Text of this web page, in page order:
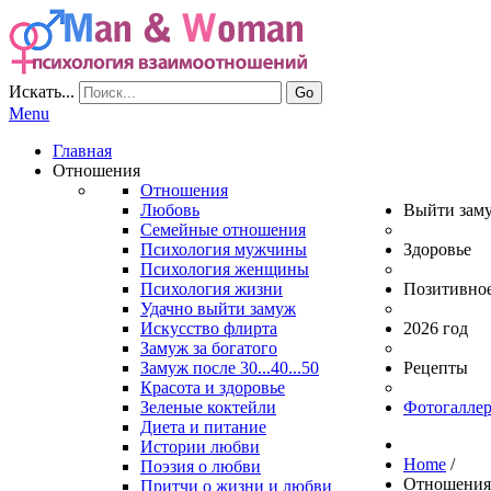
Искать... Go
Menu
Главная
Отношения
Отношения
Любовь
Семейные отношения
Психология мужчины
Психология женщины
Психология жизни
Выйти
Удачно выйти замуж
Искусство флирта
Замуж за богатого
Замуж после 30...40...50
Здоровье
Красота и здоровье
Зеленые коктейли
Диета и питание
Истории любви
Поэзия о любви
Притчи о жизни и любви
2026 год
Рецепты
Home /
Отношения